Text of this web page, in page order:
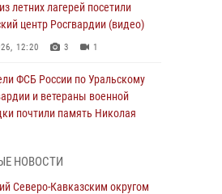
летних лагерей посетили
центр Росгвардии (видео)
12:20 3 1
ФСБ России по Уральскому
и ветераны военной
почтили память Николая
правопорядка генерал-майор
НОВОСТИ
Северо-Кавказским округом